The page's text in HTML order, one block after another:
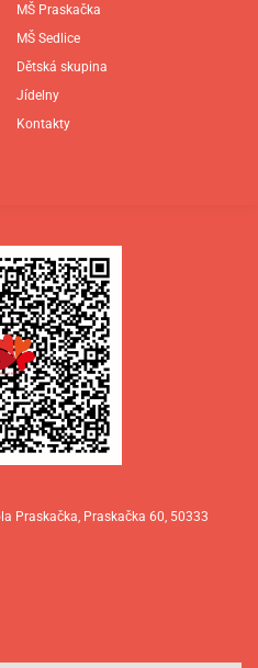
Praskačka, Praskačka 60, 50333
MŠ Praskačka
MŠ Sedlice
Dětská skupina
Jídelny
Kontakty